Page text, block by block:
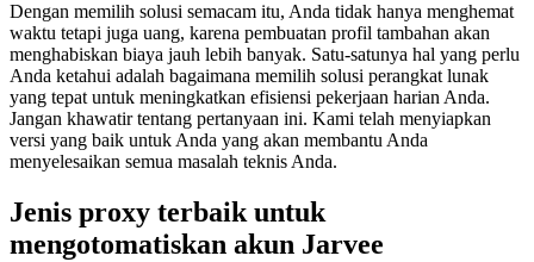
Dengan memilih solusi semacam itu, Anda tidak hanya menghemat
waktu tetapi juga uang, karena pembuatan profil tambahan akan
menghabiskan biaya jauh lebih banyak. Satu-satunya hal yang perlu
Anda ketahui adalah bagaimana memilih solusi perangkat lunak
yang tepat untuk meningkatkan efisiensi pekerjaan harian Anda.
Jangan khawatir tentang pertanyaan ini. Kami telah menyiapkan
versi yang baik untuk Anda yang akan membantu Anda
menyelesaikan semua masalah teknis Anda.
Jenis proxy terbaik untuk
mengotomatiskan akun Jarvee